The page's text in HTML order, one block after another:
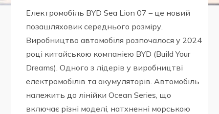
Електромобіль BYD Sea Lion 07 – це новий
позашляховик середнього розміру.
Виробництво автомобіля розпочалося у 2024
році китайською компанією BYD (Build Your
Dreams). Одного з лідерів у виробництві
електромобілів та акумуляторів. Автомобіль
належить до лінійки Ocean Series, що
включає різні моделі, натхненні морською